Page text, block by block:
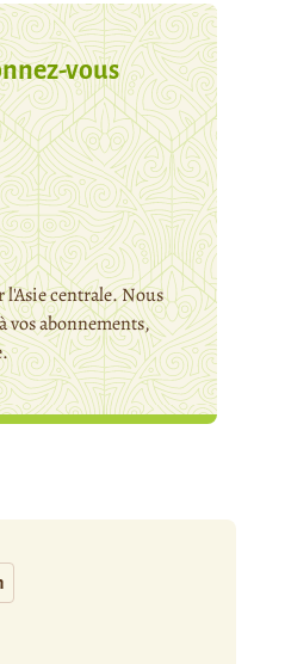
vous
l'Asie centrale. Nous
vos abonnements,